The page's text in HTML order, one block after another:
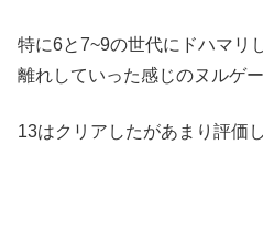
特に6と7~9の世代にドハマリ
離れしていった感じのヌルゲー
13はクリアしたがあまり評価